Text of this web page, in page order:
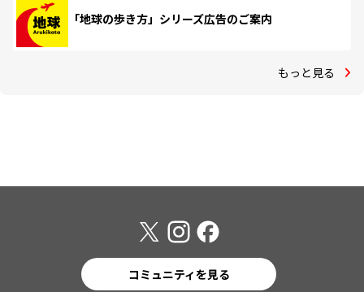
「地球の歩き方」シリーズ広告のご案内
もっと見る
コミュニティを見る